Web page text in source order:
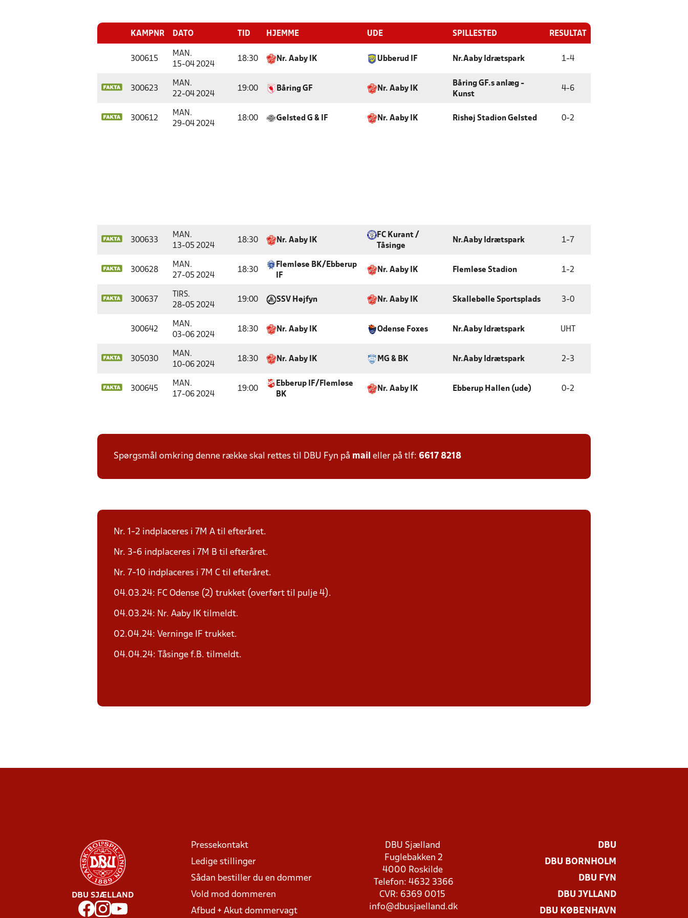
KAMPNR DATO TID HJEMME UDE SPILLESTED RESULTAT
300615
MAN.
15-04 2024
18:30 Nr. Aaby IK Ubberud IF Nr.Aaby Idrætspark 1-4
300623
MAN.
22-04 2024
19:00 Båring GF Nr. Aaby IK
Båring GF.s anlæg -
Kunst
4-6
300612
MAN.
29-04 2024
18:00 Gelsted G & IF Nr. Aaby IK Rishøj Stadion Gelsted 0-2
300633
MAN.
13-05 2024
18:30 Nr. Aaby IK
FC Kurant /
Tåsinge
Nr.Aaby Idrætspark 1- 7
300628
MAN.
27-05 2024
18:30
Flemløse BK/Ebberup
IF
Nr. Aaby IK Flemløse Stadion 1-2
300637
TIRS.
28-05 2024
19:00 SSV Højfyn Nr. Aaby IK Skallebølle Sportsplads 3-0
300642
MAN.
03-06 2024
18:30 Nr. Aaby IK Odense Foxes Nr.Aaby Idrætspark UHT
305030
MAN.
10-06 2024
18:30 Nr. Aaby IK MG & BK Nr.Aaby Idrætspark 2-3
300645
MAN.
17-06 2024
19:00
Ebberup IF/Flemløse
BK
Nr. Aaby IK Ebberup Hallen (ude) 0-2
Spørgsmål omkring denne række skal rettes til DBU Fyn på mail eller på tlf: 6617 8218
Nr. 1-2 indplaceres i 7M A til efteråret.
Nr. 3-6 indplaceres i 7M B til efteråret.
Nr. 7-10 indplaceres i 7M C til efteråret.
04.03.24: FC Odense (2) trukket (overført til pulje 4).
04.03.24: Nr. Aaby IK tilmeldt.
02.04.24: Verninge IF trukket.
04.04.24: Tåsinge f.B. tilmeldt.
DBU SJÆLLAND
Pressekontakt
Ledige stillinger
Sådan bestiller du en dommer
Vold mod dommeren
Afbud + Akut dommervagt
DBU Sjælland
Fuglebakken 2
4000 Roskilde
Telefon: 4632 3366
CVR: 6369 0015
info@dbusjaelland.dk
DBU
DBU BORNHOLM
DBU FYN
DBU JYLLAND
DBU KØBENHAVN